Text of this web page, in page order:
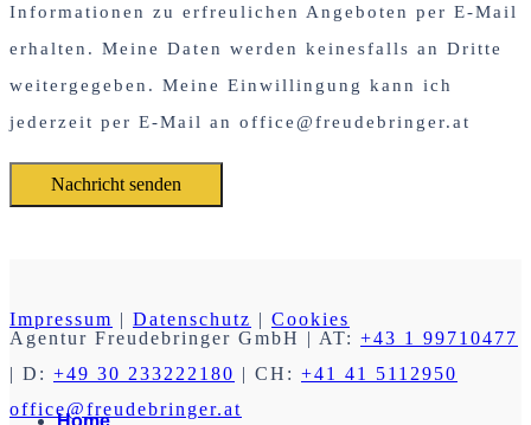
Informationen zu erfreulichen Angeboten per E-Mail
erhalten. Meine Daten werden keinesfalls an Dritte
weitergegeben. Meine Einwillingung kann ich
jederzeit per E-Mail an office@freudebringer.at
Impressum | Datenschutz | Cookies
Agentur Freudebringer GmbH | AT: +43 1 99710477
| D: +49 30 233222180 | CH: +41 41 5112950
office@freudebringer.at
Home